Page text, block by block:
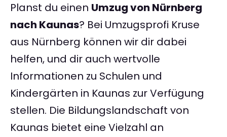
Planst du einen Umzug von Nürnberg
nach Kaunas? Bei Umzugsprofi Kruse
aus Nürnberg können wir dir dabei
helfen, und dir auch wertvolle
Informationen zu Schulen und
Kindergärten in Kaunas zur Verfügung
stellen. Die Bildungslandschaft von
Kaunas bietet eine Vielzahl an